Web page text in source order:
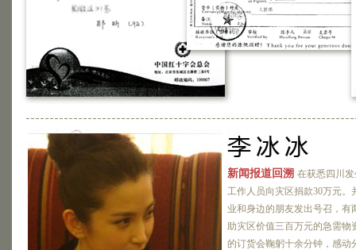
新闻报道回溯 在获悉四川
工作人员向灾区捐款30万元
业和身边的朋友发出号召，有
助灾区价值三百万元的急需物
的订货会鞠躬十余分钟，感动